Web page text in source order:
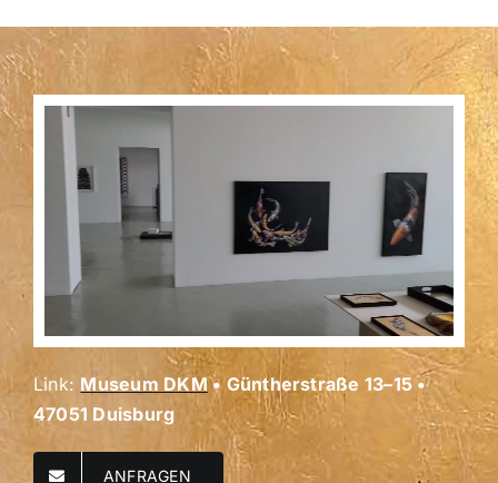
Link: Museum DKM• Güntherstraße 13–15 •
47051 Duisburg
ANFRAGEN